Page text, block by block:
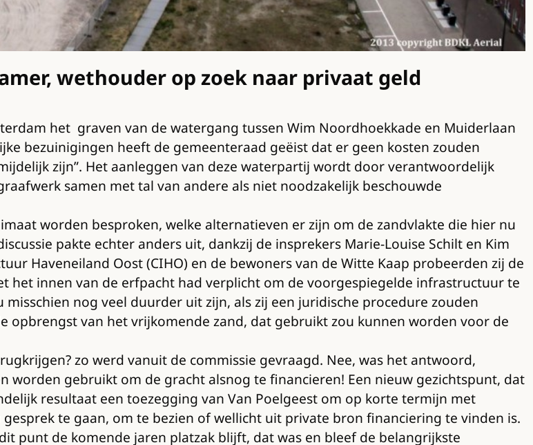
wethouder op zoek naar privaat geld
het graven van de watergang tussen Wim Noordhoekkade en Muiderlaan
bezuinigingen heeft de gemeenteraad geëist dat er geen kosten zouden
zijn”. Het aanleggen van deze waterpartij wordt door verantwoordelijk
samen met tal van andere als niet noodzakelijk beschouwde
worden besproken, welke alternatieven er zijn om de zandvlakte die hier nu
pakte echter anders uit, dankzij de insprekers Marie-Louise Schilt en Kim
Haveneiland Oost (CIHO) en de bewoners van de Witte Kaap probeerden zij de
het innen van de erfpacht had verplicht om de voorgespiegelde infrastructuur te
nog veel duurder uit zijn, als zij een juridische procedure zouden
opbrengst van het vrijkomende zand, dat gebruikt zou kunnen worden voor de
zo werd vanuit de commissie gevraagd. Nee, was het antwoord,
worden gebruikt om de gracht alsnog te financieren! Een nieuw gezichtspunt, dat
resultaat een toezegging van Van Poelgeest om op korte termijn met
te gaan, om te bezien of wellicht uit private bron financiering te vinden is.
punt de komende jaren platzak blijft, dat was en bleef de belangrijkste